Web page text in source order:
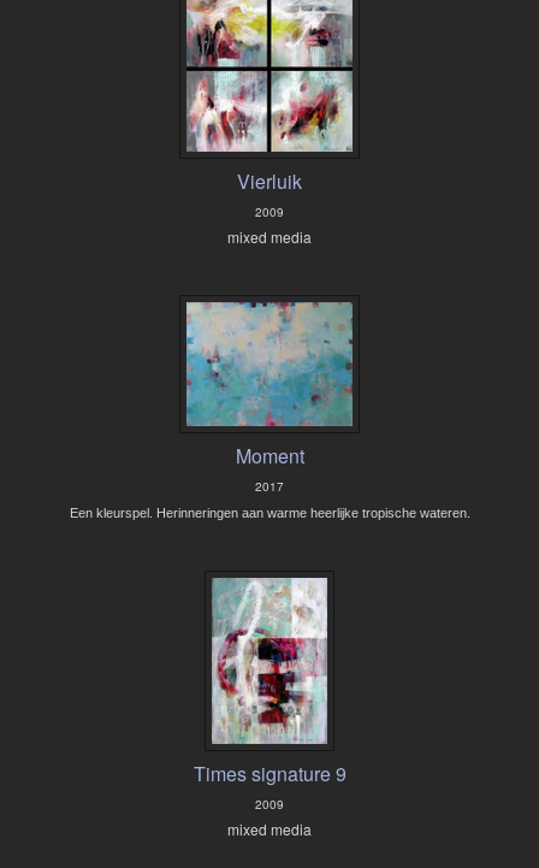
Vierluik
2009
mixed media
Moment
2017
Een kleurspel. Herinneringen aan warme heerlijke tropische wateren.
Times signature 9
2009
mixed media